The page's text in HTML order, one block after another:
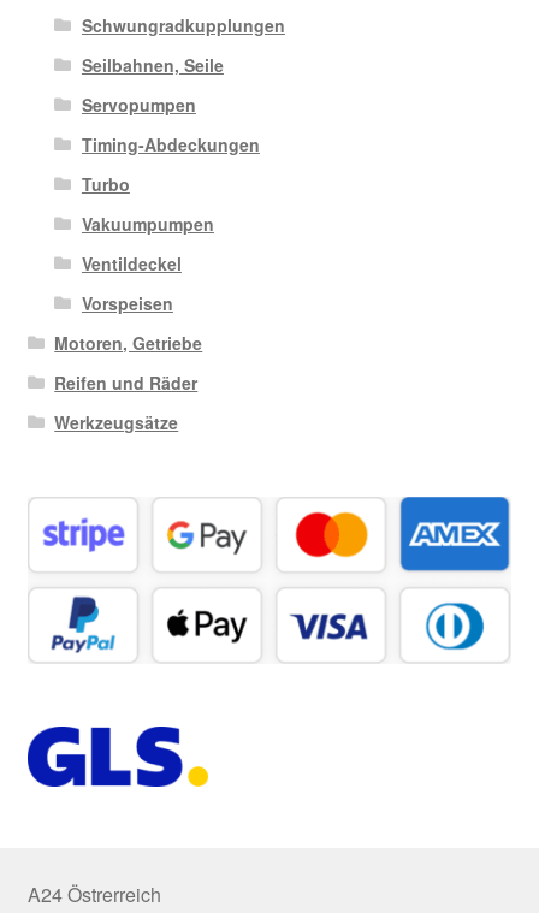
Schwungradkupplungen
Seilbahnen, Seile
Servopumpen
Timing-Abdeckungen
Turbo
Vakuumpumpen
Ventildeckel
Vorspeisen
Motoren, Getriebe
Reifen und Räder
Werkzeugsätze
A24 Östrerreich